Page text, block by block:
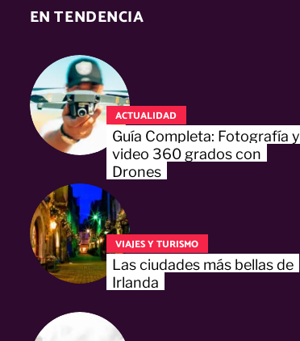
EN TENDENCIA
ACTUALIDAD
Guía Completa: Fotografía y
video 360 grados con
Drones
VIAJES Y TURISMO
Las ciudades más bellas de
Irlanda